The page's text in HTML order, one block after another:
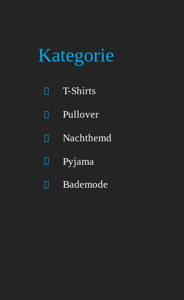
Kategorie
T-Shirts
Pullover
Nachthemd
Pyjama
Bademode